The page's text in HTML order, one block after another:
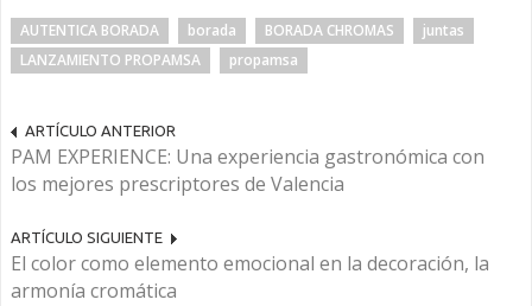
AUTENTICA BORADA borada BORADA CHROMAS
juntas
LANZAMIENTO PROPAMSA
propamsa
ARTÍCULO ANTERIOR
PAM EXPERIENCE: Una experiencia gastronómica con
los mejores prescriptores de Valencia
ARTÍCULO SIGUIENTE
El color como elemento emocional en la decoración, la
armonía cromática